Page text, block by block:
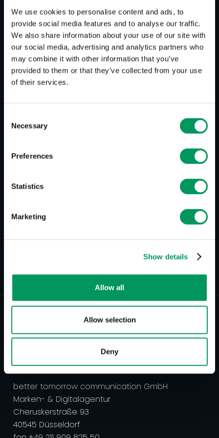
We use cookies to personalise content and ads, to
provide social media features and to analyse our traffic.
We also share information about your use of our site with
our social media, advertising and analytics partners who
may combine it with other information that you’ve
provided to them or that they’ve collected from your use
of their services.
Selection
Necessary
Preferences
Statistics
Marketing
Show details
Allow all
Allow selection
Deny
(Aufmerksamkeit) ist die erste Phase, bei der die
Aufmerksamkeit des Kunden erregt wird. Die
zweite Aufgabe, welche die Werbung laut AIDA-
Formel erfüllen soll, ist Interest (Interesse), wobei
der potentielle Käufer sich für das Produkt
interessiert. Weiter geht es mit Desire
(Verlangen). Hier entwickelt der Kunde den
geht, dass der Kunde seinem Besitzwunsch
nachgeht und die Ware kauft. Das AIDA-Modell
better tomorrow communication GmbH
Marken- & Digitalagentur
Cheruskerstraße 93
40545 Düsseldorf